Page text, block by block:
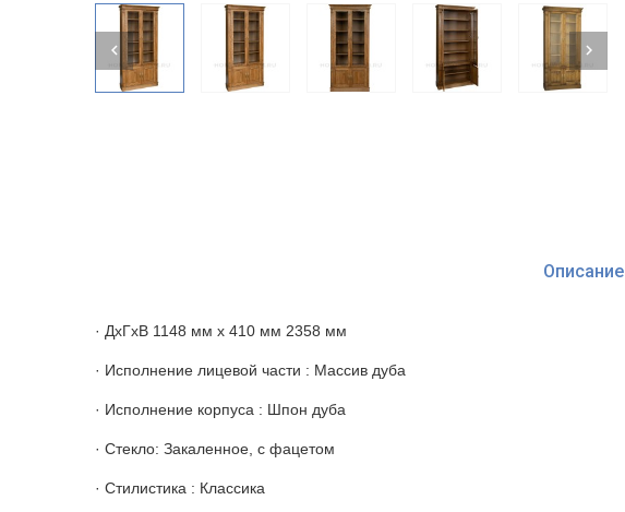
Описание
· ДхГхВ 1148 мм х 410 мм 2358 мм
· Исполнение лицевой части : Массив дуба
· Исполнение корпуса : Шпон дуба
· Стекло: Закаленное, с фацетом
· Стилистика : Классика